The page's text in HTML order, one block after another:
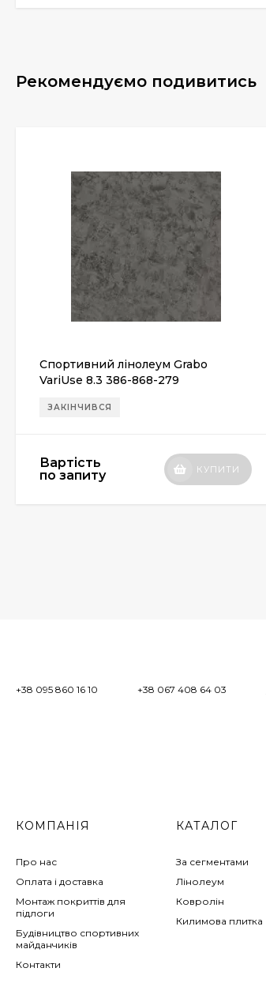
Рекомендуємо подивитись
Спортивний лінолеум Grabo
VariUse 8.3 386-868-279
ЗАКІНЧИВСЯ
Вартість
по запиту
КУПИТИ
+38 095 860 16 10 +38 067 408 64 03
КОМПАНІЯ
Про нас
Оплата і доставка
Монтаж покриттів для
підлоги
Будівництво спортивних
майданчиків
Контакти
КАТАЛОГ
За сегментами
Лінолеум
Ковролін
Килимова плитка